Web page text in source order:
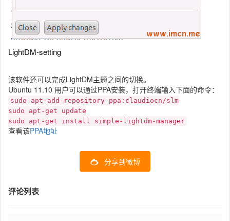
LightDM-setting
该软件还可以完成LightDM主题之间的切换。
Ubuntu 11.10 用户可以通过PPA安装，打开终端输入下面的命令：
sudo apt-add-repository ppa:claudiocn/slm
sudo apt-get update
sudo apt-get install simple-lightdm-manager
查看该PPA地址
分享到微博
评论列表